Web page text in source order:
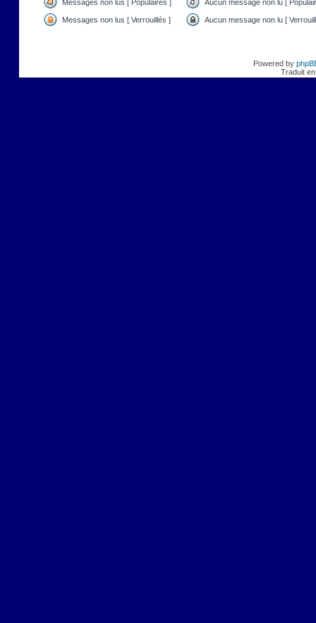
Messages non lus [ Populaires ] Aucun message non lu [
Messages non lus [ Verrouillés ] Aucun message non lu [
Powered by
Traduit